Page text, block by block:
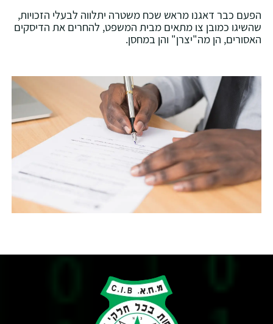
הפעם כבר דאגנו מראש שכח משטרה יתלווה לבעלי הזכויות,
שהשיגו כמובן צו מתאים מבית המשפט, להחרים את הדיסקים
האסורים, הן מה"יצרן" והן במחסן.